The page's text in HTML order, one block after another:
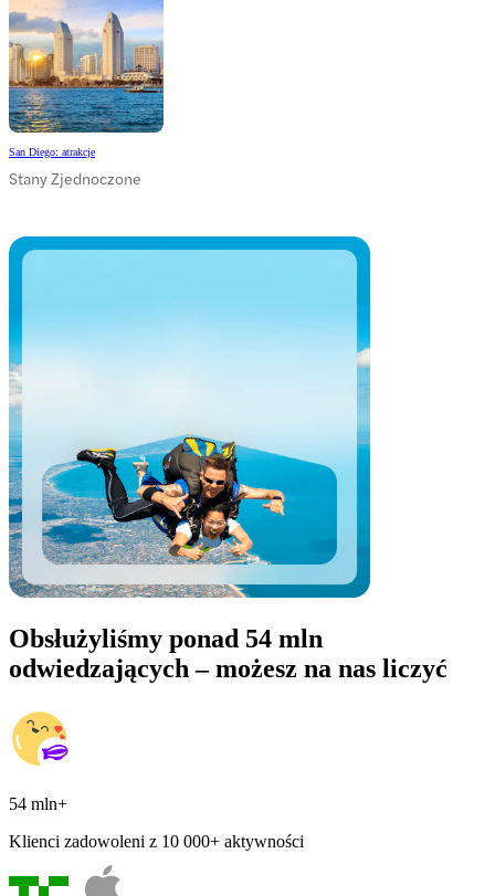
San Diego: atrakcje
Stany Zjednoczone
Obsłużyliśmy ponad 54 mln
odwiedzających – możesz na nas liczyć
54 mln+
Klienci zadowoleni z 10 000+ aktywności